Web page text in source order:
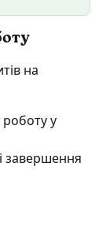
на
у
завершення